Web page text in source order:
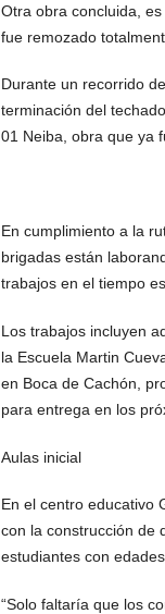
Otra obra concluida,
fue remozado
Durante un recorrido
terminación del
01 Neiba, obra que ya
En cumplimiento a la
brigadas están
trabajos en el tiempo
Los trabajos incluyen
la Escuela Martin
en Boca de Cachón,
para entrega en los
Aulas inicial
En el centro educativo
con la construcción de
estudiantes con
“Solo faltaría que los